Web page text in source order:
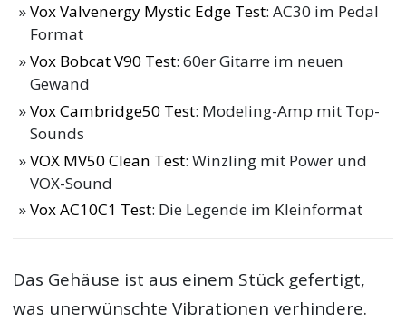
Vox Valvenergy Mystic Edge Test: AC30 im Pedal
Format
Vox Bobcat V90 Test: 60er Gitarre im neuen
Gewand
Vox Cambridge50 Test: Modeling-Amp mit Top-
Sounds
VOX MV50 Clean Test: Winzling mit Power und
VOX-Sound
Vox AC10C1 Test: Die Legende im Kleinformat
Das Gehäuse ist aus einem Stück gefertigt,
was unerwünschte Vibrationen verhindere.